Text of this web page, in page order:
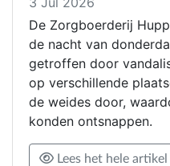
De Zorgboerderij
de nacht van
getroffen door
op verschillende
de weides door,
konden ontsnappen.
Lees het hele artikel